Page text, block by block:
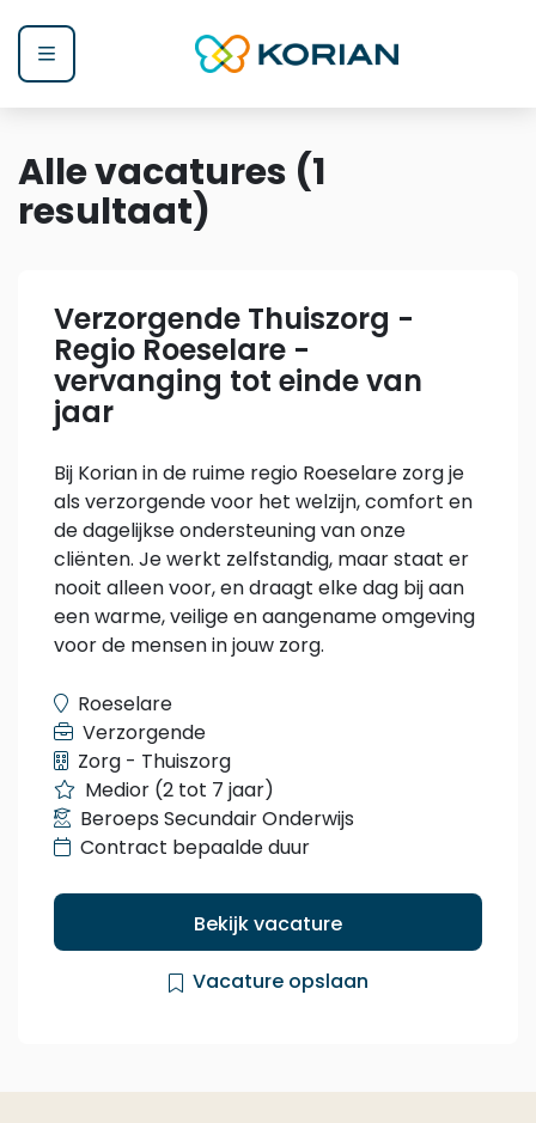
Menu
Alle vacatures(1
resultaat)
Verzorgende Thuiszorg -
Regio Roeselare -
vervanging tot einde van
jaar
Bij Korian in de ruime regio Roeselare zorg je
als verzorgende voor het welzijn, comfort en
de dagelijkse ondersteuning van onze
cliënten. Je werkt zelfstandig, maar staat er
nooit alleen voor, en draagt elke dag bij aan
een warme, veilige en aangename omgeving
voor de mensen in jouw zorg.
Roeselare
Verzorgende
Zorg - Thuiszorg
Medior (2 tot 7 jaar)
Beroeps Secundair Onderwijs
Contract bepaalde duur
Bekijk vacature
Vacature opslaan